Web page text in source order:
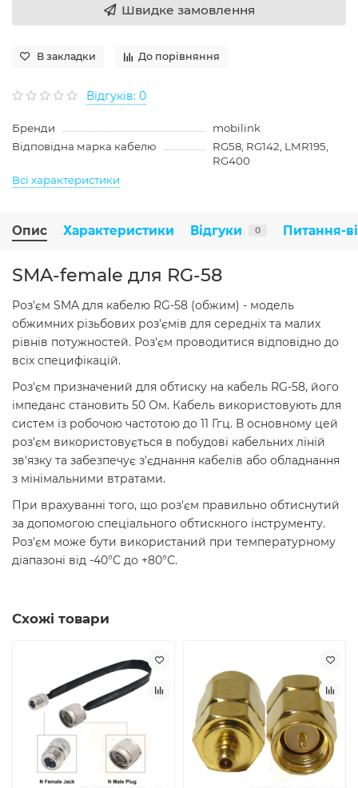
Швидке замовлення
В закладки До порівняння
Відгуків: 0
Бренди
mobilink
Відповідна марка кабелю
RG58, RG142, LMR195,
RG400
Всі характеристики
Опис Характеристики Відгуки 0 Питання-
SMA-female для RG-58
Роз'єм SMA для кабелю RG-58 (обжим) - модель
обжимних різьбових роз'ємів для середніх та малих
рівнів потужностей. Роз'єм проводитися відповідно до
всіх специфікацій.
Роз'єм призначений для обтиску на кабель RG-58, його
імпеданс становить 50 Ом. Кабель використовують для
систем із робочою частотою до 11 Ггц. В основному цей
роз'єм використовується в побудові кабельних ліній
зв'язку та забезпечує з'єднання кабелів або обладнання
з мінімальними втратами.
При врахуванні того, що роз'єм правильно обтиснутий
за допомогою спеціального обтискного інструменту.
Роз'єм може бути використаний при температурному
діапазоні від -40°С до +80°С.
Схожі товари